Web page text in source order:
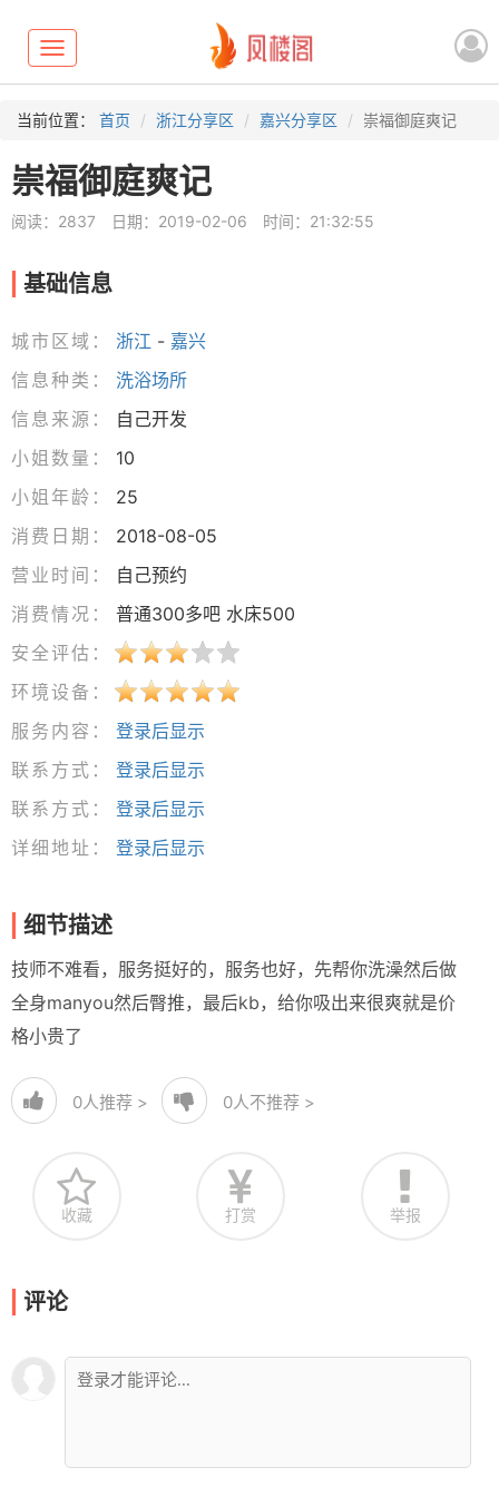
Toggle
navigation
当前位置： 首页 浙江分享区 嘉兴分享区 崇福御庭爽记
崇福御庭爽记
阅读：2837 日期：2019-02-06 时间：21:32:55
基础信息
城市区域： 浙江 - 嘉兴
信息种类：
洗浴场所
信息来源：
自己开发
小姐数量：
10
小姐年龄：
25
消费日期：
2018-08-05
营业时间：
自己预约
消费情况：
普通300多吧 水床500
安全评估：
环境设备：
服务内容：
登录后显示
联系方式：
登录后显示
联系方式：
登录后显示
详细地址：
登录后显示
细节描述
技师不难看，服务挺好的，服务也好，先帮你洗澡然后做
全身manyou然后臀推，最后kb，给你吸出来很爽就是价
格小贵了
0人推荐 > 0人不推荐 >
收藏 打赏 举报
评论